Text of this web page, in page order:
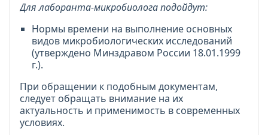
Для лаборанта-микробиолога подойдут:
Нормы времени на выполнение основных
видов микробиологических исследований
(утверждено Минздравом России 18.01.1999
г.).
При обращении к подобным документам,
следует обращать внимание на их
актуальность и применимость в современных
условиях.